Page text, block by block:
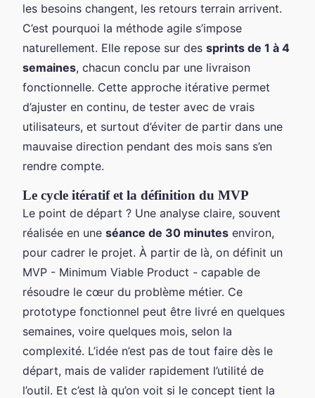
les besoins changent, les retours terrain arrivent.
C’est pourquoi la méthode agile s’impose
naturellement. Elle repose sur des sprints de 1 à 4
semaines, chacun conclu par une livraison
fonctionnelle. Cette approche itérative permet
d’ajuster en continu, de tester avec de vrais
utilisateurs, et surtout d’éviter de partir dans une
mauvaise direction pendant des mois sans s’en
rendre compte.
Le cycle itératif et la définition du MVP
Le point de départ ? Une analyse claire, souvent
réalisée en une séance de 30 minutes environ,
pour cadrer le projet. À partir de là, on définit un
MVP - Minimum Viable Product - capable de
résoudre le cœur du problème métier. Ce
prototype fonctionnel peut être livré en quelques
semaines, voire quelques mois, selon la
complexité. L’idée n’est pas de tout faire dès le
départ, mais de valider rapidement l’utilité de
l’outil. Et c’est là qu’on voit si le concept tient la